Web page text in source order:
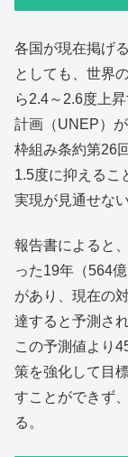
各国が現在掲げ
としても、世界
ら2.4～2.6度上
計画（UNEP）
枠組み条約第26
1.5度に抑えるこ
実現が見通せな
報告書によると
った19年（564
があり、現在の
達すると予測さ
この予測値より
策を強化して目
すことができず
る。